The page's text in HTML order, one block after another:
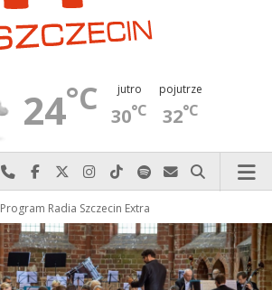
24°C jutro
30°C
pojutrze
32°C
Najlepiej po prostu do nas zadzwoń
Odwiedź nas na Facebook-u
Odwiedź nas na X
Odwiedź nas na Instagram-ie
Odwiedź nas na TikTok-u
Szukaj nas na Spotify
Wyślij do nas
Szukaj
Program Radia Szczecin Extra